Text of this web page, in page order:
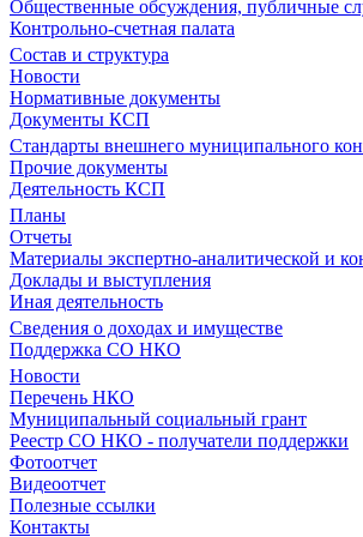
Общественные обсуждения, публичные
Контрольно-счетная палата
Состав и структура
Новости
Нормативные документы
Документы КСП
Стандарты внешнего муниципального
Прочие документы
Деятельность КСП
Планы
Отчеты
Материалы экспертно-аналитической и
Доклады и выступления
Иная деятельность
Сведения о доходах и имуществе
Поддержка СО НКО
Новости
Перечень НКО
Муниципальный социальный грант
Реестр СО НКО - получатели поддержки
Фотоотчет
Видеоотчет
Полезные ссылки
Контакты